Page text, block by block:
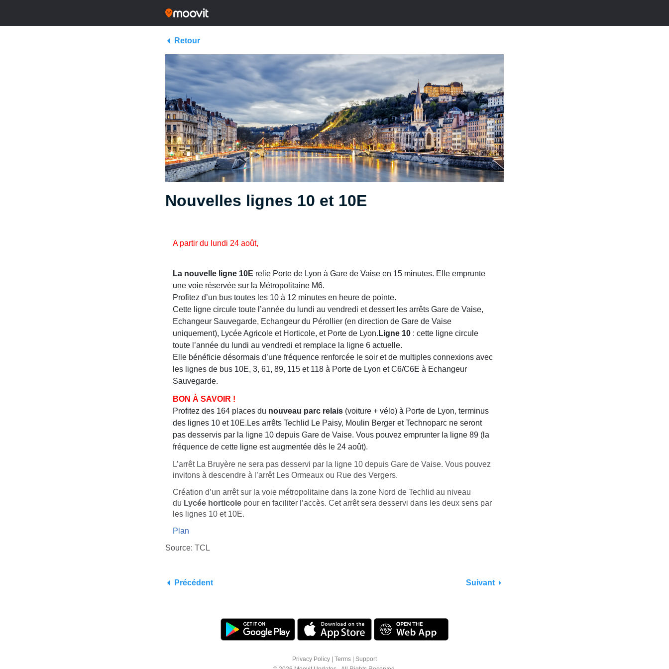
Retour
Nouvelles lignes 10 et 10E
A partir du lundi 24 août,
La nouvelle ligne 10E relie Porte de Lyon à Gare de Vaise en 15 minutes. Elle emprunte
une voie réservée sur la Métropolitaine M6.
Profitez d’un bus toutes les 10 à 12 minutes en heure de pointe.
Cette ligne circule toute l’année du lundi au vendredi et dessert les arrêts Gare de Vaise,
Echangeur Sauvegarde, Echangeur du Pérollier (en direction de Gare de Vaise
uniquement), Lycée Agricole et Horticole, et Porte de Lyon. Ligne 10 : cette ligne circule
toute l’année du lundi au vendredi et remplace la ligne 6 actuelle.
Elle bénéficie désormais d’une fréquence renforcée le soir et de multiples connexions avec
les lignes de bus 10E, 3, 61, 89, 115 et 118 à Porte de Lyon et C6/C6E à Echangeur
Sauvegarde.
BON À SAVOIR !
Profitez des 164 places du nouveau parc relais (voiture + vélo) à Porte de Lyon, terminus
des lignes 10 et 10E.Les arrêts Techlid Le Paisy, Moulin Berger et Technoparc ne seront
pas desservis par la ligne 10 depuis Gare de Vaise. Vous pouvez emprunter la ligne 89 (la
fréquence de cette ligne est augmentée dès le 24 août).
L’arrêt La Bruyère ne sera pas desservi par la ligne 10 depuis Gare de Vaise. Vous pouvez
invitons à descendre à l’arrêt Les Ormeaux ou Rue des Vergers.
Création d’un arrêt sur la voie métropolitaine dans la zone Nord de Techlid au niveau
du Lycée horticole pour en faciliter l’accès. Cet arrêt sera desservi dans les deux sens par
les lignes 10 et 10E.
Plan
Source: TCL
Précédent Suivant
Privacy Policy Terms
Support